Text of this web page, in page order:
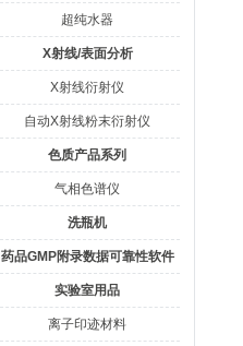
超纯水器
X射线/表面分析
X射线衍射仪
自动X射线粉末衍射仪
色质产品系列
气相色谱仪
洗瓶机
药品GMP附录数据可靠性软件
实验室用品
离子印迹材料